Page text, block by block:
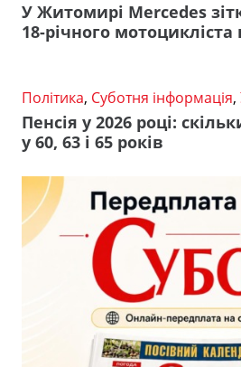
У Житомирі Mercedes
18-річного мотоцикліста
Політика, Суботня інформація,
Пенсія у 2026 році:
у 60, 63 і 65 років